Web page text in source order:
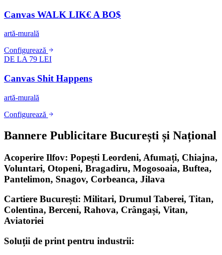
Canvas WALK LIK€ A BO$
artă-murală
Configurează
DE LA 79 LEI
Canvas Shit Happens
artă-murală
Configurează
Bannere Publicitare București și Național
Acoperire Ilfov: Popești Leordeni, Afumați, Chiajna,
Voluntari, Otopeni, Bragadiru, Mogosoaia, Buftea,
Pantelimon, Snagov, Corbeanca, Jilava
Cartiere București: Militari, Drumul Taberei, Titan,
Colentina, Berceni, Rahova, Crângași, Vitan,
Aviatoriei
Soluții de print pentru industrii: